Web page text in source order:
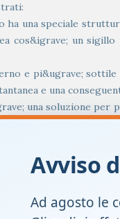
ha una speciale
cos&igrave; un
e pi&ugrave;
e una
una soluzione
creare pieghe o
zona centrale in
&egrave;
rimozione su tutte le
ritagliabile fino
linguetta per la
Avviso
Ad agosto le